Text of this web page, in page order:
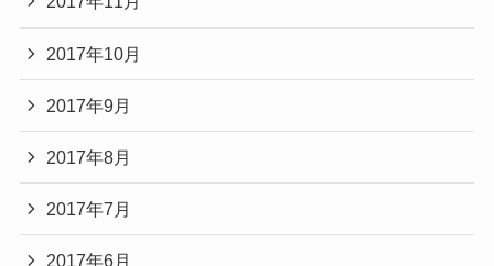
2017年10月
2017年9月
2017年8月
2017年7月
2017年6月